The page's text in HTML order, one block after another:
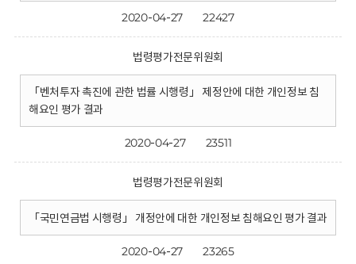
2020-04-27 22427
법령평가전문위원회
「벤처투자 촉진에 관한 법률 시행령」 제정안에 대한 개인정보 침
해요인 평가 결과
2020-04-27 23511
법령평가전문위원회
「국민연금법 시행령」 개정안에 대한 개인정보 침해요인 평가 결과
2020-04-27 23265